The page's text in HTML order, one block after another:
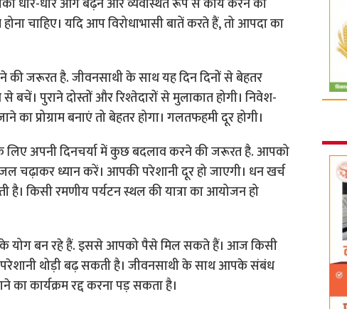
धीरे-धीरे आगे बढ़ने और व्यवस्थित रूप से कार्य करने की
चाहिए। यदि आप विरोधाभासी बातें करते हैं, तो आपदा का
जरूरत है. जीवनसाथी के साथ यह दिन दिनों से बेहतर
पुराने दोस्तों और रिश्तेदारों से मुलाकात होगी। निवेश-
प्रोग्राम बनाएं तो बेहतर होगा। गलतफहमी दूर होगी।
अपनी दिनचर्या में कुछ बदलाव करने की जरूरत है. आपको
चढ़ाकर ध्यान करें। आपकी परेशानी दूर हो जाएगी। धन खर्च
किसी रमणीय पर्यटन स्थल की यात्रा का आयोजन हो
के योग बन रहे हैं. इससे आपको पैसे मिल सकते हैं। आज किसी
थोड़ी बढ़ सकती है। जीवनसाथी के साथ आपके संबंध
का कार्यक्रम रद्द करना पड़ सकता है।